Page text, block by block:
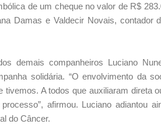
de um cheque no valor de R$
Damas e Valdecir Novais, contador
demais companheiros Luciano
solidária. “O envolvimento da
tivemos. A todos que auxiliaram direta
afirmou. Luciano adiantou
do Câncer.